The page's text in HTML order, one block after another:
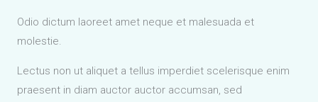
Odio dictum laoreet amet neque et malesuada et
molestie.
Lectus non ut aliquet a tellus imperdiet scelerisque enim
praesent in diam auctor auctor accumsan, sed